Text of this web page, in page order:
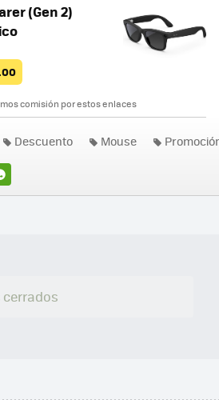
(Gen 2)
comisión por estos enlaces
Descuento Mouse